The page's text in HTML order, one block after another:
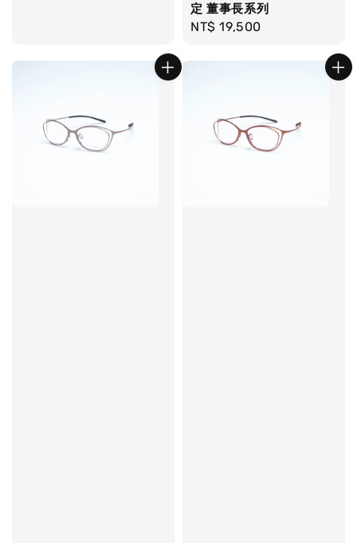
定 董事長系列
Regular
NT$ 19,500